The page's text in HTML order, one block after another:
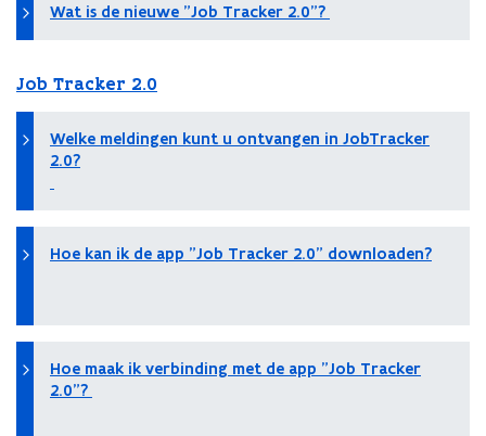
Wat is de nieuwe "Job Tracker 2.0"?
Job Tracker 2.0
Welke meldingen kunt u ontvangen in JobTracker
2.0?
Hoe kan ik de app "Job Tracker 2.0" downloaden?
Hoe maak ik verbinding met de app "Job Tracker
2.0"?